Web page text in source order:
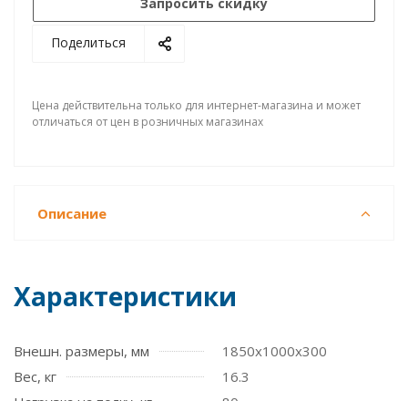
Поделиться
Цена действительна только для интернет-магазина и может
отличаться от цен в розничных магазинах
Описание
Характеристики
Внешн. размеры, мм
1850x1000x300
Вес, кг
16.3